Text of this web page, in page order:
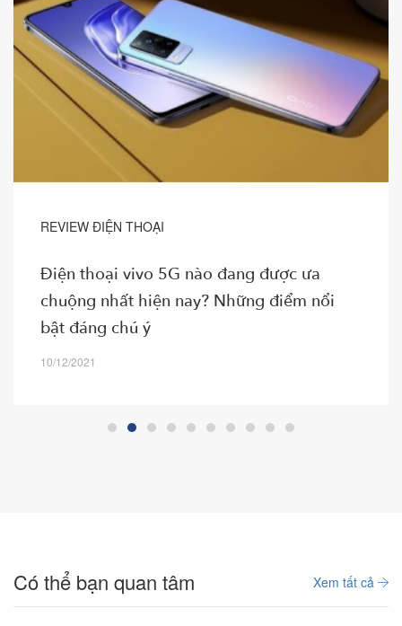
REVIEW ĐIỆN THOẠI
Điện thoại vivo 5G nào đang được ưa
chuộng nhất hiện nay? Những điểm nổi
bật đáng chú ý
10/12/2021
Có thể bạn quan tâm Xem tất cả